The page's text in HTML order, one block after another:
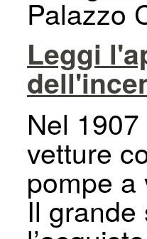
Palazzo
Leggi
Nel
vetture
pompe
Il